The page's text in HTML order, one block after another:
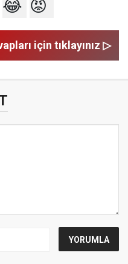
😂 😡
için tıklayınız ▷